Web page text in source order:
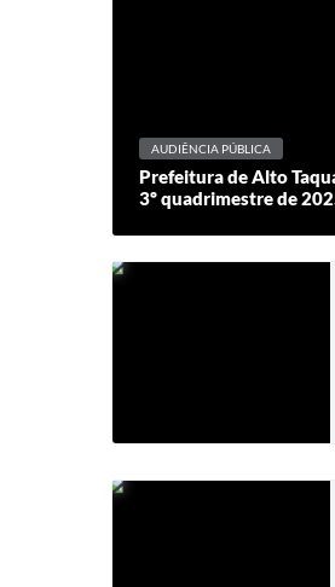
AUDIÊNCIA PÚBLICA
Prefeitura de Alto
3º quadrimestre de